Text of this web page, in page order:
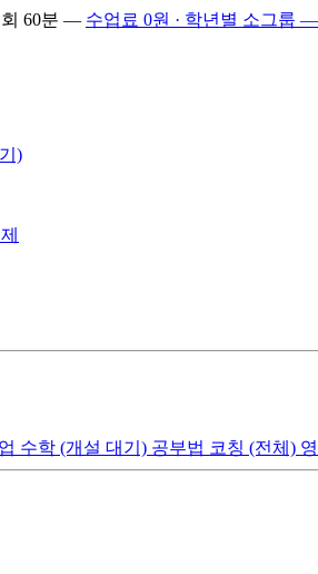
회 60분 — 수업료 0원 · 학년별 소그룹
)
수학 (개설 대기) 공부법 코칭 (전체)